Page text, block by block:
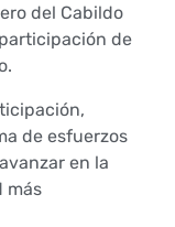
del Cabildo
de
de esfuerzos
en la
más